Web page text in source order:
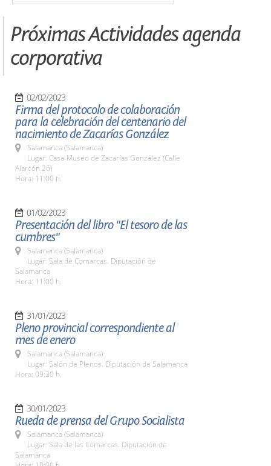
Próximas Actividades agenda
corporativa
02/02/2023
Firma del protocolo de colaboración
para la celebración del centenario del
nacimiento de Zacarías González
Salamanca (Salamanca)
Lugar: Casa-Museo de Zacarías González (Calle
Alarcón 26)
Hora: 11:00 h.
01/02/2023
Presentación del libro "El tesoro de las
cumbres"
Salamanca (Salamanca)
Lugar: Sala de Comarcas. Diputación de
Salamanca
Hora: 11:00 h.
31/01/2023
Pleno provincial correspondiente al
mes de enero
Salamanca (Salamanca)
Lugar: Salón de Plenos. Diputación de Salamanca
Hora: 09:30 h.
30/01/2023
Rueda de prensa del Grupo Socialista
Salamanca (Salamanca)
Lugar: Sala de las Comarcas. Diputación de
Salamanca